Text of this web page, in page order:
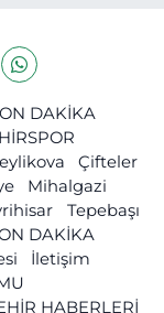
DAKİKA
Çifteler
Mihalgazi
Tepebaşı
DAKİKA
İletişim
HABERLERİ